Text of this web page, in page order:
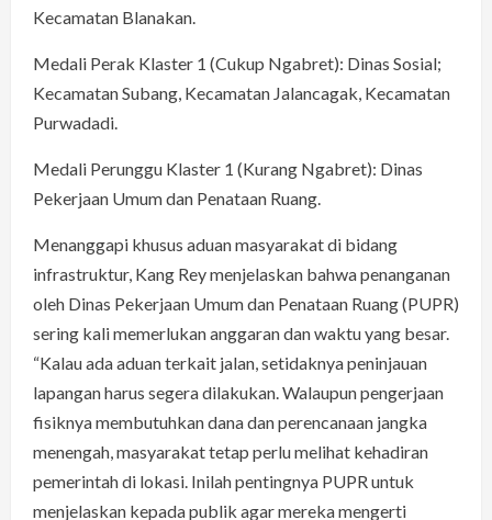
Kecamatan Blanakan.
Medali Perak Klaster 1 (Cukup Ngabret): Dinas Sosial;
Kecamatan Subang, Kecamatan Jalancagak, Kecamatan
Purwadadi.
Medali Perunggu Klaster 1 (Kurang Ngabret): Dinas
Pekerjaan Umum dan Penataan Ruang.
Menanggapi khusus aduan masyarakat di bidang
infrastruktur, Kang Rey menjelaskan bahwa penanganan
oleh Dinas Pekerjaan Umum dan Penataan Ruang (PUPR)
sering kali memerlukan anggaran dan waktu yang besar.
“Kalau ada aduan terkait jalan, setidaknya peninjauan
lapangan harus segera dilakukan. Walaupun pengerjaan
fisiknya membutuhkan dana dan perencanaan jangka
menengah, masyarakat tetap perlu melihat kehadiran
pemerintah di lokasi. Inilah pentingnya PUPR untuk
menjelaskan kepada publik agar mereka mengerti